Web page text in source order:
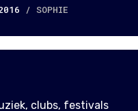
/ SOPHIE
clubs, festivals